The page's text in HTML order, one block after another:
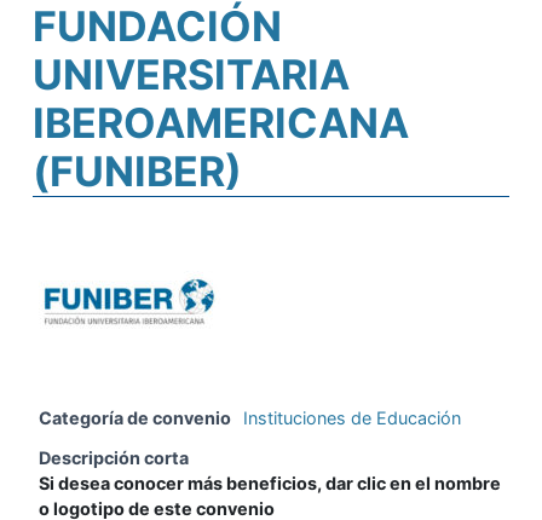
FUNDACIÓN
UNIVERSITARIA
IBEROAMERICANA
(FUNIBER)
Categoría de convenio
Instituciones de Educación
Descripción corta
Si desea conocer más beneficios, dar clic en el nombre
o logotipo de este convenio